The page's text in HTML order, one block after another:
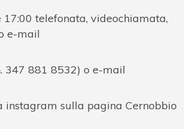
telefonata, videochiamata,
e-mail
347 881 8532) o e-mail
sulla pagina Cernobbio